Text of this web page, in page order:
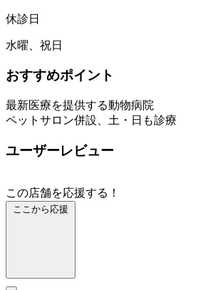
休診日
水曜、祝日
おすすめポイント
最新医療を提供する動物病院
ペットサロン併設、土・日も診療
ユーザーレビュー
この店舗を応援する！
ここから応援